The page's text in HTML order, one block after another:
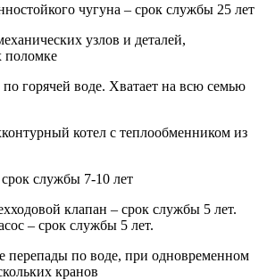
чугуна – срок службы 25 лет
узлов и деталей,
поломке
горячей воде. Хватает на всю семью
котел с теплообменником из
службы 7-10 лет
клапан – срок службы 5 лет.
– срок службы 5 лет.
перепады по воде, при одновременном
кранов